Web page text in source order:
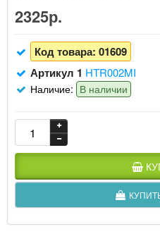
2325р.
Код товара: 01609
Артикул 1 HTR002MI
Наличие: В наличии